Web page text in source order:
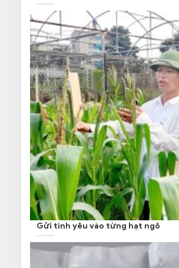
Gửi tình yêu vào từng hạt ngô